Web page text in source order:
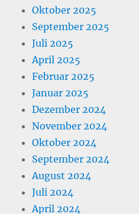
Oktober 2025
September 2025
Juli 2025
April 2025
Februar 2025
Januar 2025
Dezember 2024
November 2024
Oktober 2024
September 2024
August 2024
Juli 2024
April 2024